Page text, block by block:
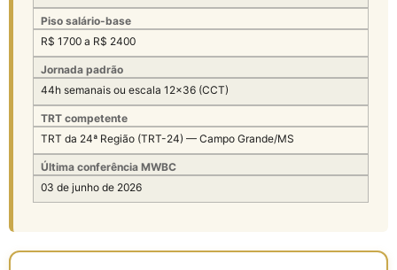
Piso salário-base
R$ 1700 a R$ 2400
Jornada padrão
44h semanais ou escala 12×36 (CCT)
TRT competente
TRT da 24ª Região (TRT-24) — Campo Grande/MS
Última conferência MWBC
03 de junho de 2026